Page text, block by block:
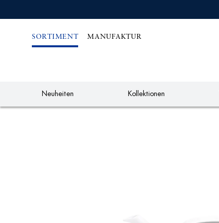
SORTIMENT MANUFAKTUR
Neuheiten Kollektionen